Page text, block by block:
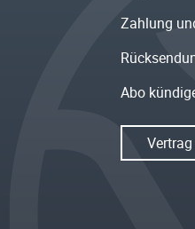
Zahlung
Abo